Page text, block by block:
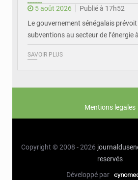
5 août 2026
Publié à 17h52
Le gouvernement sénégalais
subventions au secteur de l’énergie
SAVOIR PLUS
Mentions legales
Copyright © 2008 - 2026
reservés
Développé par